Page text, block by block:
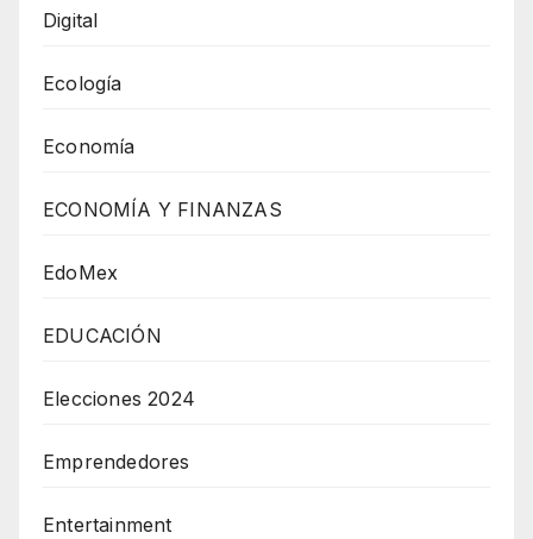
Digital
Ecología
Economía
ECONOMÍA Y FINANZAS
EdoMex
EDUCACIÓN
Elecciones 2024
Emprendedores
Entertainment